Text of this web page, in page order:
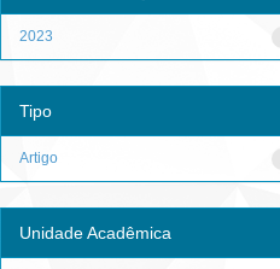
2023
Tipo
Artigo
Unidade Acadêmica